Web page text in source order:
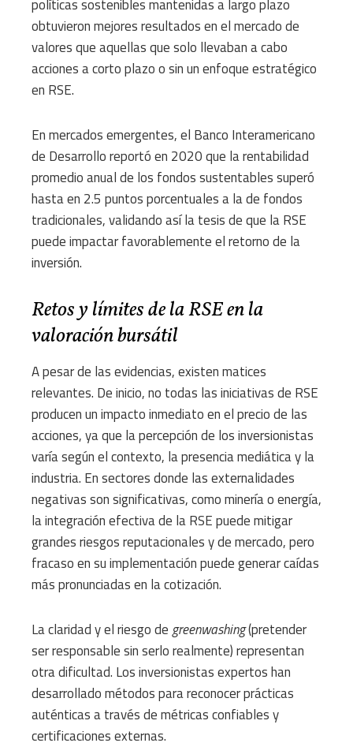
políticas sostenibles mantenidas a largo plazo
obtuvieron mejores resultados en el mercado de
valores que aquellas que solo llevaban a cabo
acciones a corto plazo o sin un enfoque estratégico
en RSE.
En mercados emergentes, el Banco Interamericano
de Desarrollo reportó en 2020 que la rentabilidad
promedio anual de los fondos sustentables superó
hasta en 2.5 puntos porcentuales a la de fondos
tradicionales, validando así la tesis de que la RSE
puede impactar favorablemente el retorno de la
inversión.
Retos y límites de la RSE en la
valoración bursátil
A pesar de las evidencias, existen matices
relevantes. De inicio, no todas las iniciativas de RSE
producen un impacto inmediato en el precio de las
acciones, ya que la percepción de los inversionistas
varía según el contexto, la presencia mediática y la
industria. En sectores donde las externalidades
negativas son significativas, como minería o energía,
la integración efectiva de la RSE puede mitigar
grandes riesgos reputacionales y de mercado, pero
fracaso en su implementación puede generar caídas
más pronunciadas en la cotización.
La claridad y el riesgo degreenwashing(pretender
ser responsable sin serlo realmente) representan
otra dificultad. Los inversionistas expertos han
desarrollado métodos para reconocer prácticas
auténticas a través de métricas confiables y
certificaciones externas.